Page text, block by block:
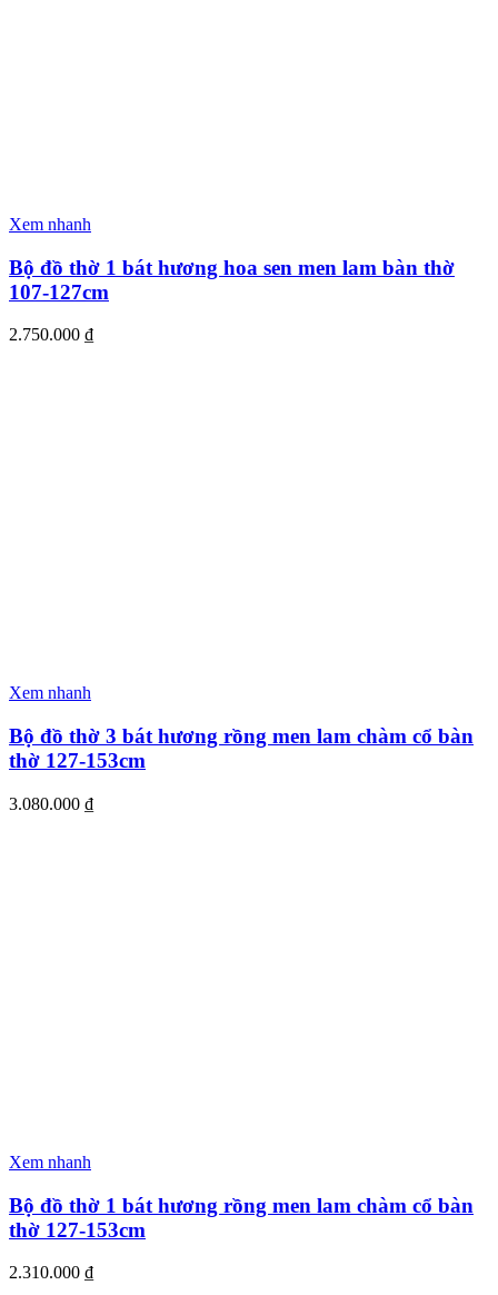
Xem nhanh
Bộ đồ thờ 1 bát hương hoa sen men lam bàn thờ
107-127cm
2.750.000 ₫
Xem nhanh
Bộ đồ thờ 3 bát hương rồng men lam chàm cổ bàn
thờ 127-153cm
3.080.000 ₫
Xem nhanh
Bộ đồ thờ 1 bát hương rồng men lam chàm cổ bàn
thờ 127-153cm
2.310.000 ₫